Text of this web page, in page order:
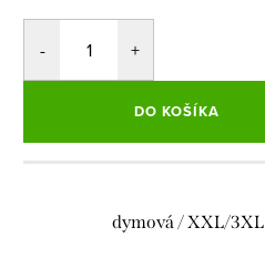
DO KOŠÍKA
dymová / XXL/3XL